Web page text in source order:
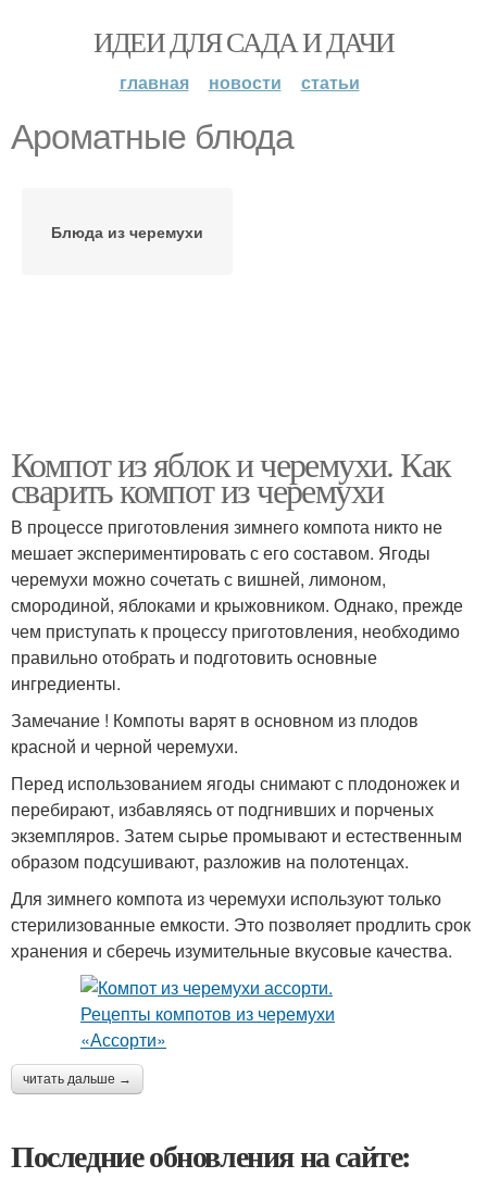
ИДЕИ ДЛЯ САДА И ДАЧИ
главная новости статьи
Ароматные блюда
Блюда из черемухи
Компот из яблок и черемухи. Как
сварить компот из черемухи
В процессе приготовления зимнего компота никто не
мешает экспериментировать с его составом. Ягоды
черемухи можно сочетать с вишней, лимоном,
смородиной, яблоками и крыжовником. Однако, прежде
чем приступать к процессу приготовления, необходимо
правильно отобрать и подготовить основные
ингредиенты.
Замечание ! Компоты варят в основном из плодов
красной и черной черемухи.
Перед использованием ягоды снимают с плодоножек и
перебирают, избавляясь от подгнивших и порченых
экземпляров. Затем сырье промывают и естественным
образом подсушивают, разложив на полотенцах.
Для зимнего компота из черемухи используют только
стерилизованные емкости. Это позволяет продлить срок
хранения и сберечь изумительные вкусовые качества.
читать дальше →
Последние обновления на сайте: